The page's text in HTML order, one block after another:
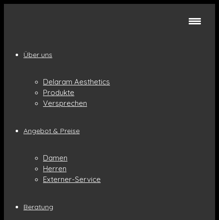
Über uns
Delaram Aesthetics
Produkte
Versprechen
Angebot & Preise
Damen
Herren
Externer-Service
Beratung